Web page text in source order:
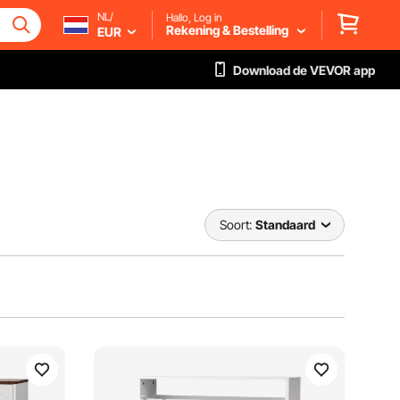
NL/
EUR
Hallo, Log in
Rekening & Bestelling
Download de VEVOR app
Soort: Standaard